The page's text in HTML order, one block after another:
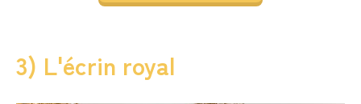
3) L'écrin royal